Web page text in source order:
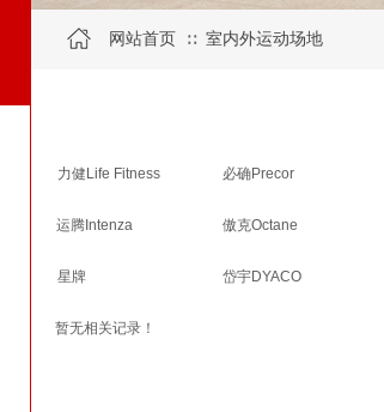
网站首页 ∷ 室内外运动场地
力健Life Fitness
星牌 岱宇DYACO
傲克Octane
必确Precor
运腾Intenza
暂无相关记录！